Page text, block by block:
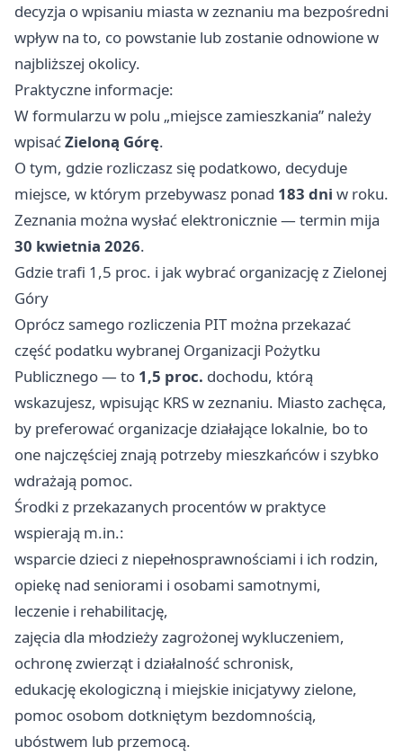
decyzja o wpisaniu miasta w zeznaniu ma bezpośredni
wpływ na to, co powstanie lub zostanie odnowione w
najbliższej okolicy.
Praktyczne informacje:
W formularzu w polu „miejsce zamieszkania” należy
wpisaćZieloną Górę.
O tym, gdzie rozliczasz się podatkowo, decyduje
miejsce, w którym przebywasz ponad 183 dni w roku.
Zeznania można wysłać elektronicznie — termin mija
30 kwietnia 2026.
Gdzie trafi 1,5 proc. i jak wybrać organizację z Zielonej
Góry
Oprócz samego rozliczenia PIT można przekazać
część podatku wybranej Organizacji Pożytku
Publicznego — to 1,5 proc. dochodu, którą
wskazujesz, wpisując KRS w zeznaniu. Miasto zachęca,
by preferować organizacje działające lokalnie, bo to
one najczęściej znają potrzeby mieszkańców i szybko
wdrażają pomoc.
Środki z przekazanych procentów w praktyce
wspierają m.in.:
wsparcie dzieci z niepełnosprawnościami i ich rodzin,
opiekę nad seniorami i osobami samotnymi,
leczenie i rehabilitację,
zajęcia dla młodzieży zagrożonej wykluczeniem,
ochronę zwierząt i działalność schronisk,
edukację ekologiczną i miejskie inicjatywy zielone,
pomoc osobom dotkniętym bezdomnością,
ubóstwem lub przemocą.